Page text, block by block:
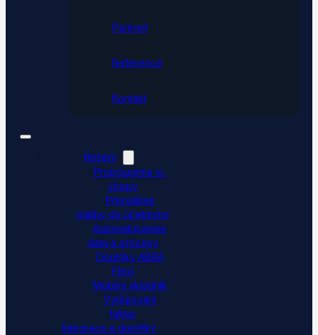
Partneři
Reference
Kontakt
Řešení
Propojujeme e-
shopy
Přenášíme
platby do účetnictví
Automatizujeme
data a procesy
Doplňky ABRA
Flexi
Mobilní skladník
Vytěžování
faktur
Integrace a doplňky